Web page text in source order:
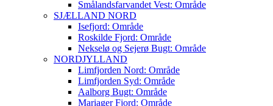
Smålandsfarvandet Vest: Område
SJÆLLAND NORD
Isefjord: Område
Roskilde Fjord: Område
Nekselø og Sejerø Bugt: Område
NORDJYLLAND
Limfjorden Nord: Område
Limfjorden Syd: Område
Aalborg Bugt: Område
Mariager Fjord: Område